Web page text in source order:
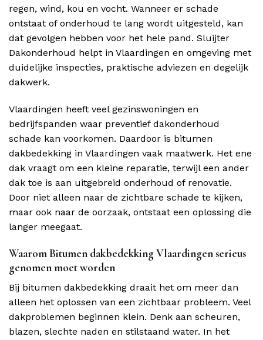
regen, wind, kou en vocht. Wanneer er schade
ontstaat of onderhoud te lang wordt uitgesteld, kan
dat gevolgen hebben voor het hele pand. Sluijter
Dakonderhoud helpt in Vlaardingen en omgeving met
duidelijke inspecties, praktische adviezen en degelijk
dakwerk.
Vlaardingen heeft veel gezinswoningen en
bedrijfspanden waar preventief dakonderhoud
schade kan voorkomen. Daardoor is bitumen
dakbedekking in Vlaardingen vaak maatwerk. Het ene
dak vraagt om een kleine reparatie, terwijl een ander
dak toe is aan uitgebreid onderhoud of renovatie.
Door niet alleen naar de zichtbare schade te kijken,
maar ook naar de oorzaak, ontstaat een oplossing die
langer meegaat.
Waarom Bitumen dakbedekking Vlaardingen serieus
genomen moet worden
Bij bitumen dakbedekking draait het om meer dan
alleen het oplossen van een zichtbaar probleem. Veel
dakproblemen beginnen klein. Denk aan scheuren,
blazen, slechte naden en stilstaand water. In het